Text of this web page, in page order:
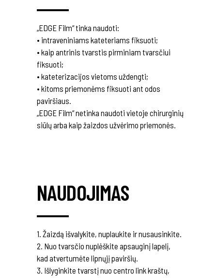
„EDGE Film“ tinka naudoti:
• intraveniniams kateteriams fiksuoti;
• kaip antrinis tvarstis pirminiam tvarsčiui
fiksuoti;
• kateterizacijos vietoms uždengti;
• kitoms priemonėms fiksuoti ant odos
paviršiaus.
„EDGE Film“ netinka naudoti vietoje chirurginių
siūlų arba kaip žaizdos užvėrimo priemonės.
NAUDOJIMAS
1. Žaizdą išvalykite, nuplaukite ir nusausinkite.
2. Nuo tvarsčio nuplėškite apsauginį lapelį,
kad atvertumėte lipnųjį paviršių.
3. Išlyginkite tvarstį nuo centro link kraštų,